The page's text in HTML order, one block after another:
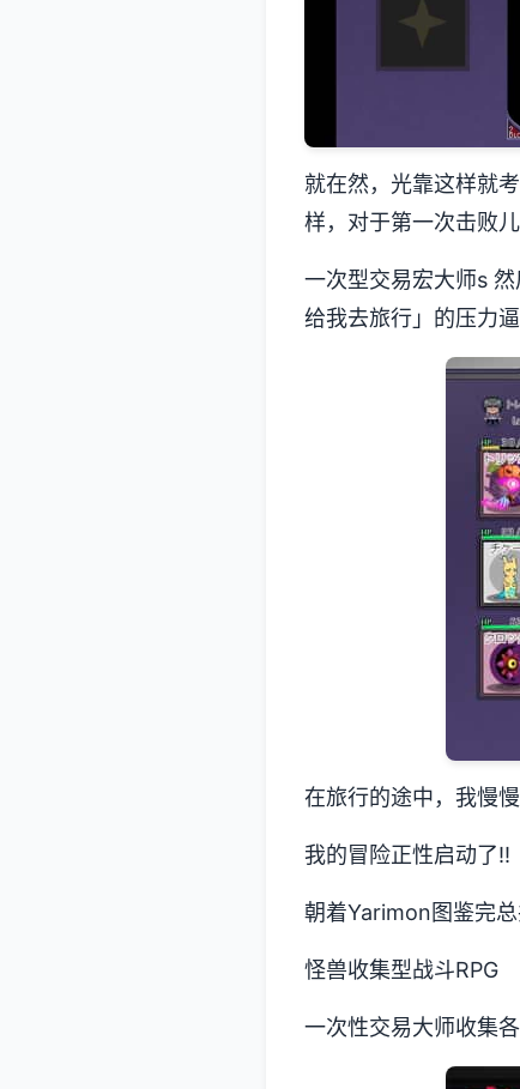
就在然，光靠这样就
样，对于第一次击败
一次型交易宏大师s
给我去旅行」的压力逼
在旅行的途中，我慢
我的冒险正性启动了!!
朝着Yarimon图鉴完
怪兽收集型战斗RPG
一次性交易大师收集